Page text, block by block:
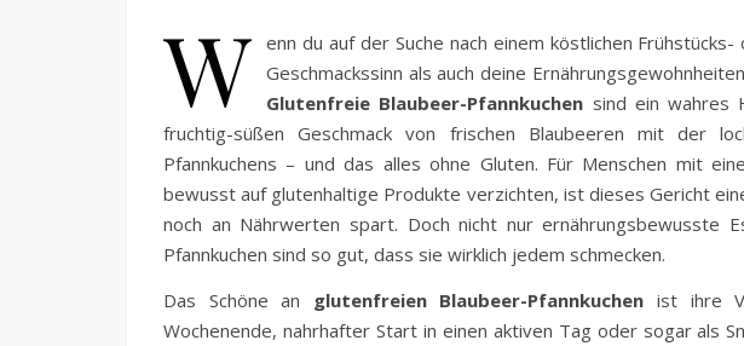
W enn du auf der Suche nach einem köstlichen
Geschmackssinn als auch deine
Glutenfreie Blaubeer-Pfannkuchen sind ein wahres
fruchtig-süßen Geschmack von frischen Blaubeeren mit der
Pfannkuchens – und das alles ohne Gluten. Für Menschen mit
bewusst auf glutenhaltige Produkte verzichten, ist dieses Gericht
noch an Nährwerten spart. Doch nicht nur ernährungsbewusste
Pfannkuchen sind so gut, dass sie wirklich jedem schmecken.
Das Schöne an glutenfreien Blaubeer-Pfannkuchen ist ihre
Wochenende, nahrhafter Start in einen aktiven Tag oder sogar als